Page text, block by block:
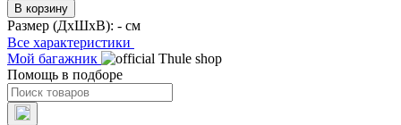
В корзину
Размер (ДхШхВ): - см
Все характеристики
Мой багажник
Помощь в подборе